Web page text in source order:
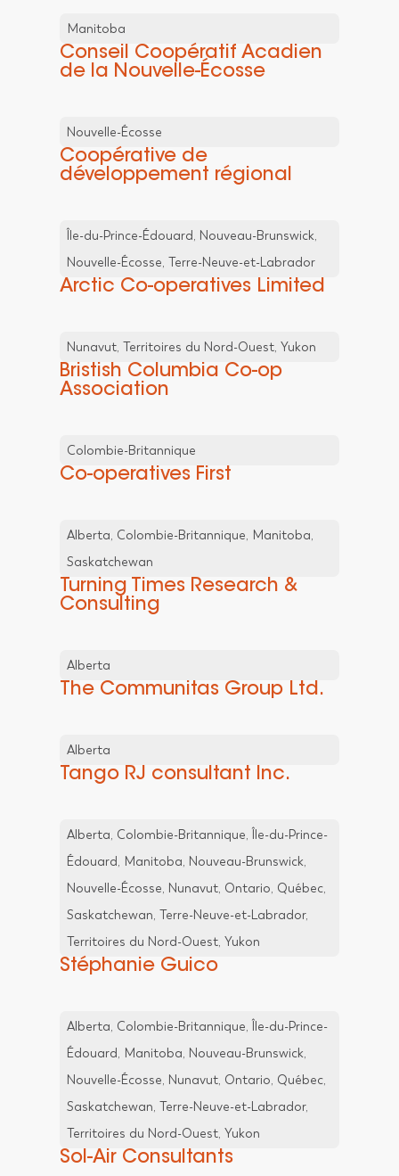
Manitoba
Conseil Coopératif Acadien
de la Nouvelle-Écosse
Nouvelle-Écosse
Coopérative de
développement régional
Île-du-Prince-Édouard, Nouveau-Brunswick,
Nouvelle-Écosse, Terre-Neuve-et-Labrador
Arctic Co-operatives Limited
Nunavut, Territoires du Nord-Ouest, Yukon
Bristish Columbia Co-op
Association
Colombie-Britannique
Co-operatives First
Alberta, Colombie-Britannique, Manitoba,
Saskatchewan
Turning Times Research &
Consulting
Alberta
The Communitas Group Ltd.
Alberta
Tango RJ consultant Inc.
Alberta, Colombie-Britannique, Île-du-Prince-
Édouard, Manitoba, Nouveau-Brunswick,
Nouvelle-Écosse, Nunavut, Ontario, Québec,
Saskatchewan, Terre-Neuve-et-Labrador,
Territoires du Nord-Ouest, Yukon
Stéphanie Guico
Alberta, Colombie-Britannique, Île-du-Prince-
Édouard, Manitoba, Nouveau-Brunswick,
Nouvelle-Écosse, Nunavut, Ontario, Québec,
Saskatchewan, Terre-Neuve-et-Labrador,
Territoires du Nord-Ouest, Yukon
Sol-Air Consultants